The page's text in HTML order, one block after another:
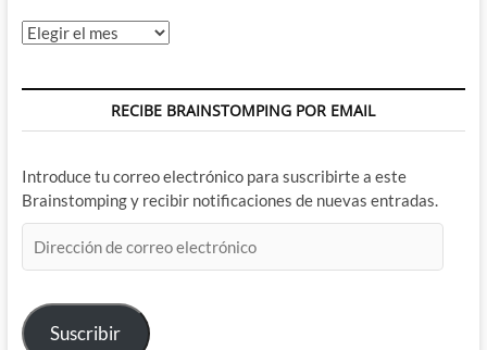
Archivos
RECIBE BRAINSTOMPING POR EMAIL
Introduce tu correo electrónico para suscribirte a este
Brainstomping y recibir notificaciones de nuevas entradas.
de
electrónico
Suscribir